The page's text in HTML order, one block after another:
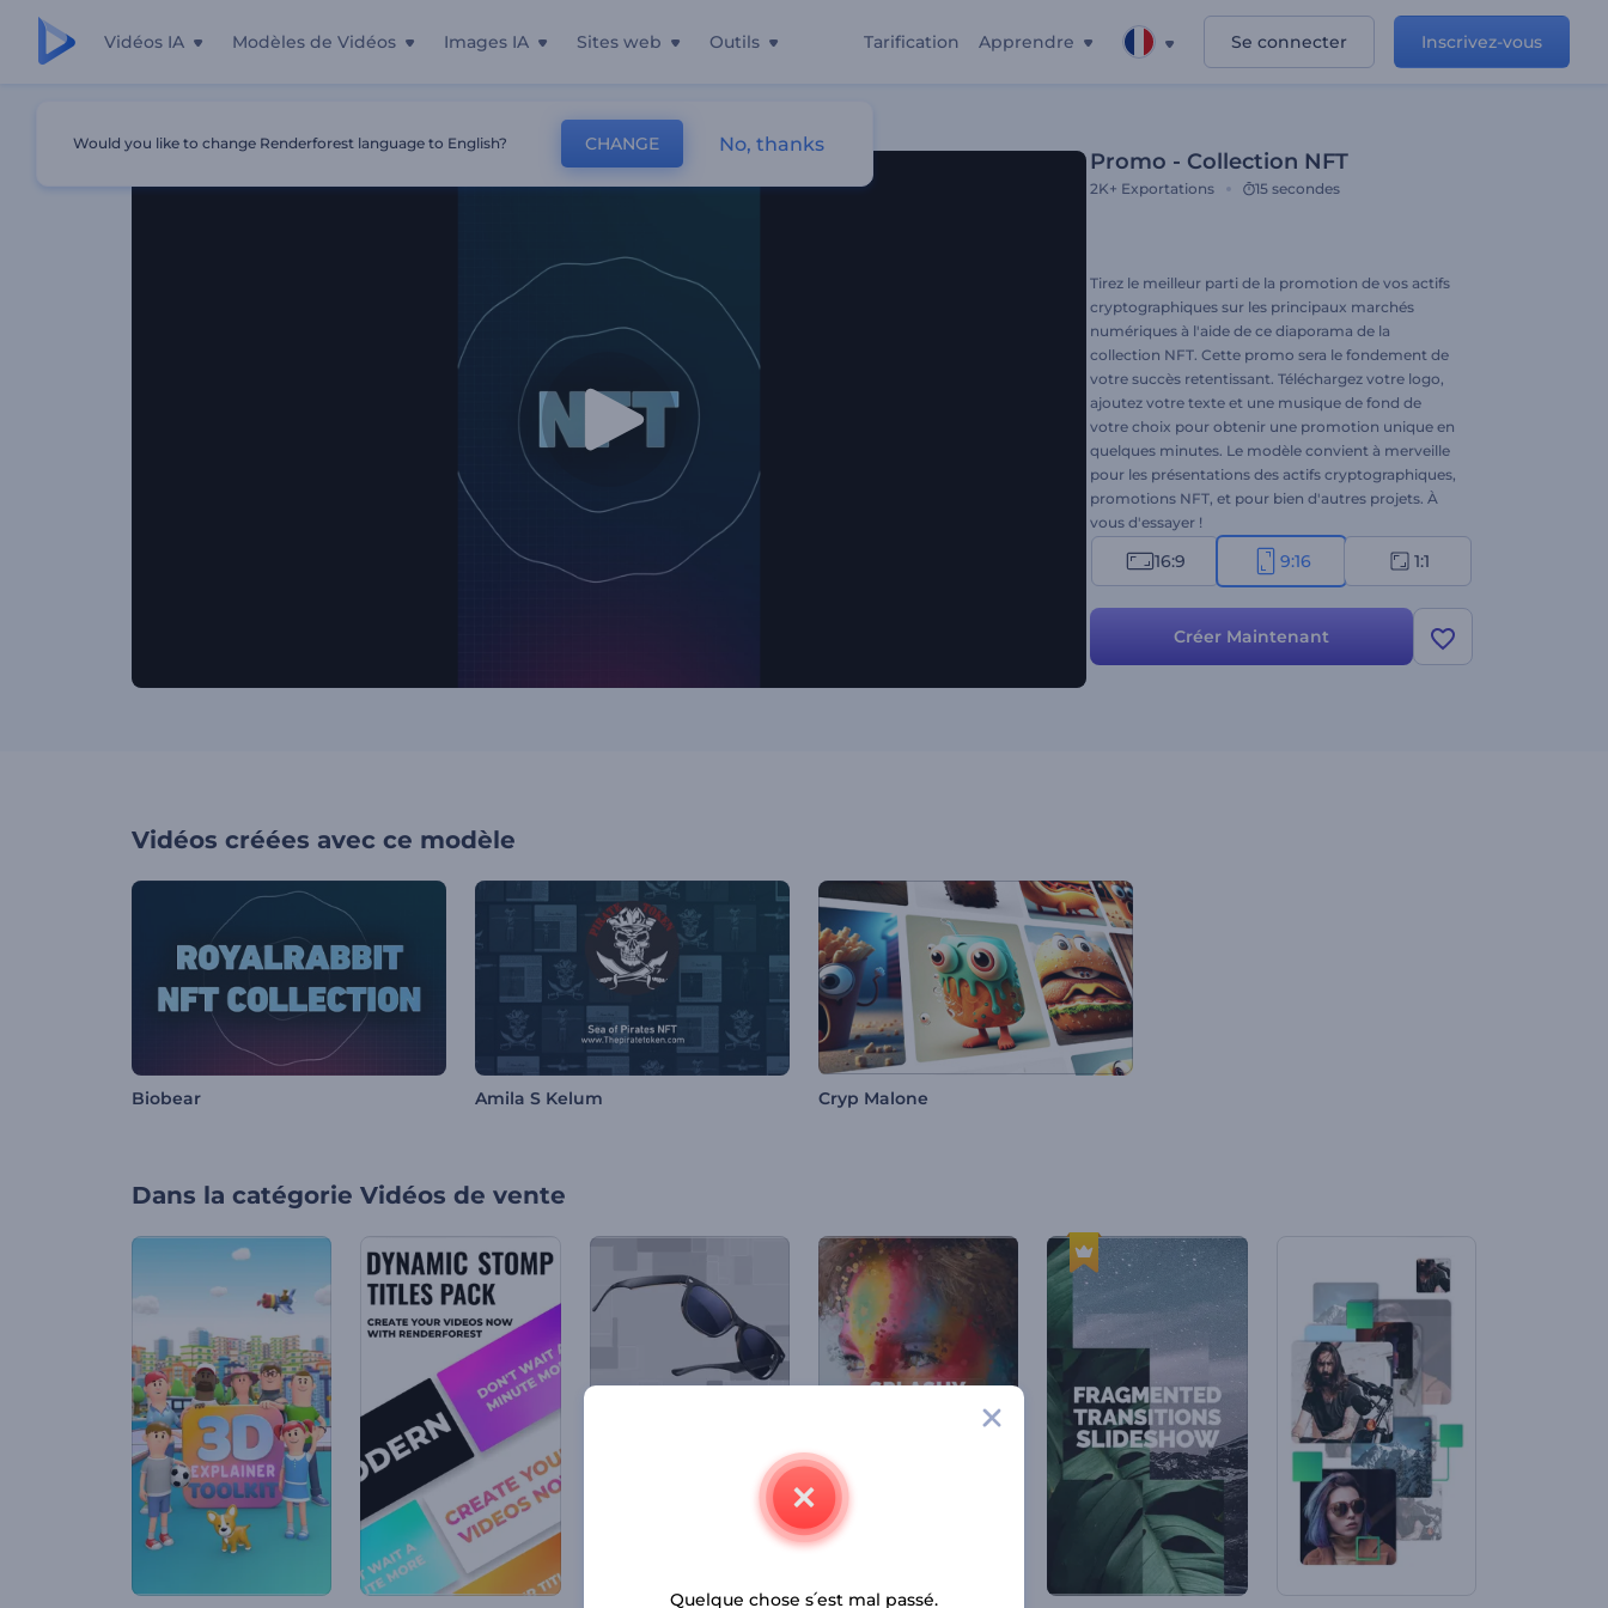
Vidéos IA Modèles de Vidéos Images IA Sites web Outils Tarification Apprendre Se connecter Inscrivez-vous
Promo - Collection NFT
2K+ Exportations 15 secondes
Tirez le meilleur parti de la promotion de vos actifs
cryptographiques sur les principaux marchés
numériques à l'aide de ce diaporama de la
collection NFT. Cette promo sera le fondement de
votre succès retentissant. Téléchargez votre logo,
ajoutez votre texte et une musique de fond de
votre choix pour obtenir une promotion unique en
quelques minutes. Le modèle convient à merveille
pour les présentations des actifs cryptographiques,
promotions NFT, et pour bien d'autres projets. À
vous d'essayer !
16:9 9:16 1:1
Créer Maintenant
Vidéos créées avec ce modèle
Biobear Amila S Kelum Cryp Malone
Dans la catégorie Vidéos de vente
Would you like to change Renderforest language to English? CHANGE No, thanks
Quelque chose s՛est mal passé.